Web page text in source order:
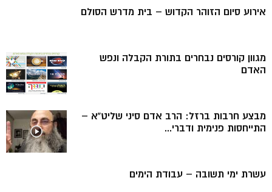
אירוע סיום הזוהר הקדוש – בית מדרש הסולם
מגוון קורסים נבחרים בתורת הקבלה ונפש
האדם
מבצע חרבות ברזל: הרב אדם סיני שליט”א –
התייחסות פנימית ודברי...
עשרת ימי תשובה – עבודת הימים